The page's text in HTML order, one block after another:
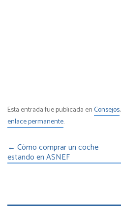
Esta entrada fue publicada enConsejos,
enlace permanente.
← Cómo comprar un coche
estando en ASNEF